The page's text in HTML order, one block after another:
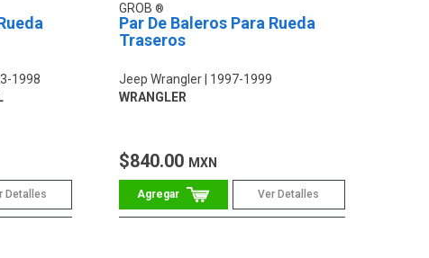
1998
Detalles
GROB
Par De Baleros Para Rueda
Traseros
Jeep Wrangler
1997-1999
WRANGLER
$840.00 MXN
Ver Detalles